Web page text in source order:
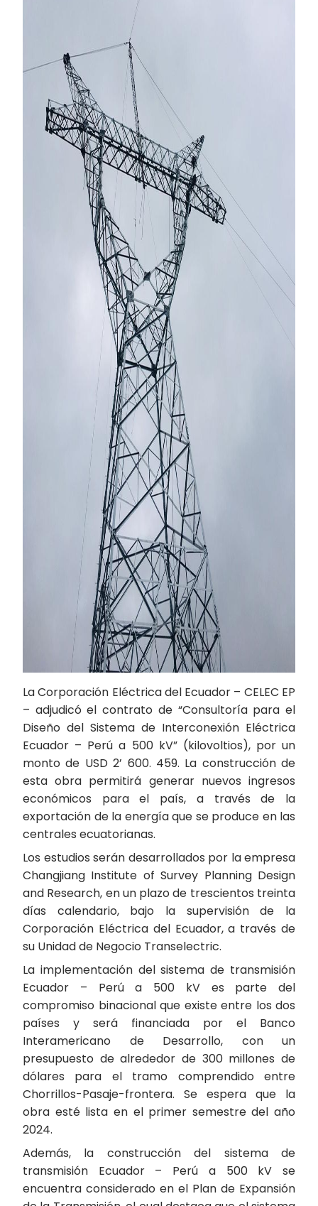
La Corporación Eléctrica del Ecuador – CELEC EP
– adjudicó el contrato de “Consultoría para el
Diseño del Sistema de Interconexión Eléctrica
Ecuador – Perú a 500 kV” (kilovoltios), por un
monto de USD 2’ 600. 459. La construcción de
esta obra permitirá generar nuevos ingresos
económicos para el país, a través de la
exportación de la energía que se produce en las
centrales ecuatorianas.
Los estudios serán desarrollados por la empresa
Changjiang Institute of Survey Planning Design
and Research, en un plazo de trescientos treinta
días calendario, bajo la supervisión de la
Corporación Eléctrica del Ecuador, a través de
su Unidad de Negocio Transelectric.
La implementación del sistema de transmisión
Ecuador – Perú a 500 kV es parte del
compromiso binacional que existe entre los dos
países y será financiada por el Banco
Interamericano de Desarrollo, con un
presupuesto de alrededor de 300 millones de
dólares para el tramo comprendido entre
Chorrillos-Pasaje-frontera. Se espera que la
obra esté lista en el primer semestre del año
2024.
Además, la construcción del sistema de
transmisión Ecuador – Perú a 500 kV se
encuentra considerado en el Plan de Expansión